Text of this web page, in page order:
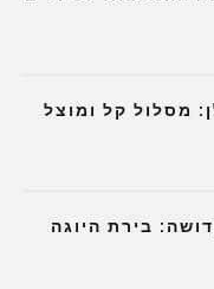
מסלול קל ומוצל
בירת היוגה